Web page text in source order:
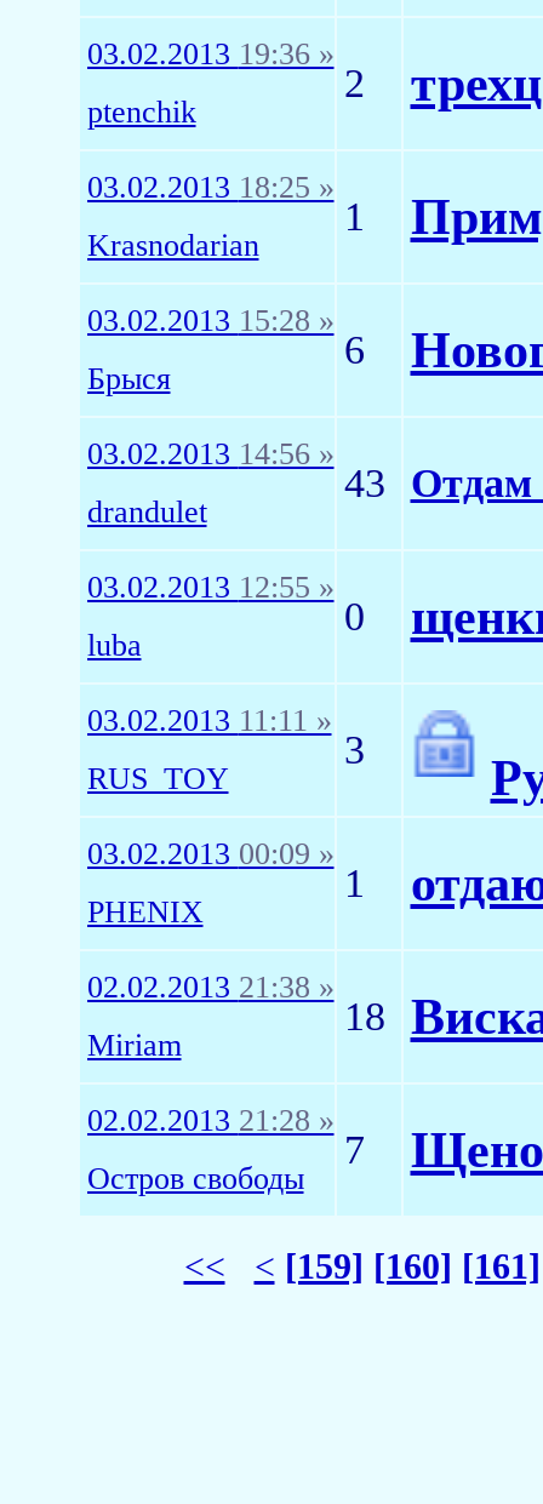
03.02.2013 19:36 »
ptenchik
2
03.02.2013 18:25 »
Krasnodarian
1
03.02.2013 15:28 »
Брыся
6
03.02.2013 14:56 »
drandulet
43 Отдам
03.02.2013 12:55 »
luba
0
03.02.2013 11:11 »
RUS_TOY
3
03.02.2013 00:09 »
PHENIX
1
02.02.2013 21:38 »
Miriam
18
02.02.2013 21:28 »
Остров свободы
7
<< < [159] [160] [161]